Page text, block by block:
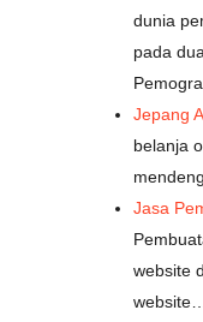
dunia
pada
Jepang
belanja
Jasa
website
website…